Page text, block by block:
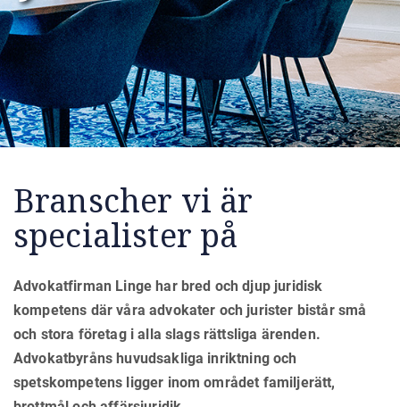
Branscher vi är
specialister på
Advokatfirman Linge har bred och djup juridisk
kompetens där våra advokater och jurister bistår små
och stora företag i alla slags rättsliga ärenden.
Advokatbyråns huvudsakliga inriktning och
spetskompetens ligger inom området familjerätt,